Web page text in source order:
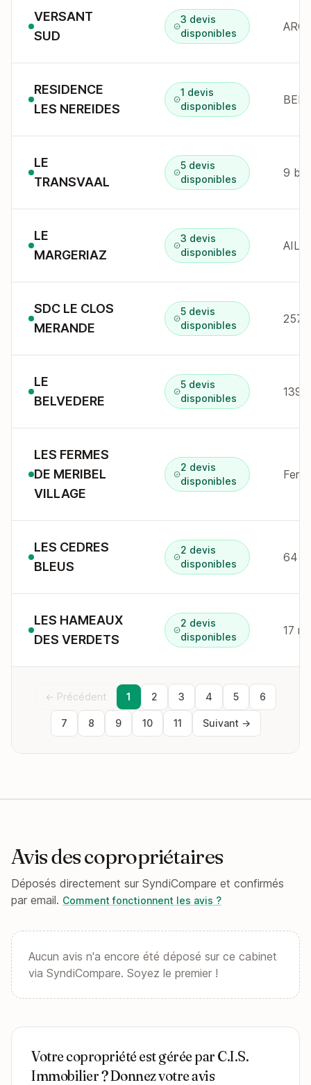
VERSANT
SUD
3 devis
disponibles
ARC
RESIDENCE
LES NEREIDES
1 devis
disponibles
LE
TRANSVAAL
5 devis
disponibles
9 bd
LE
MARGERIAZ
3 devis
disponibles
SDC LE CLOS
MERANDE
5 devis
disponibles
257
LE
BELVEDERE
5 devis
disponibles
LES FERMES
DE MERIBEL
VILLAGE
2 devis
disponibles
LES CEDRES
BLEUS
2 devis
disponibles
64 r
LES HAMEAUX
DES VERDETS
2 devis
disponibles
17
← Précédent 1 2 3 4 5 6
7 8 9 10 11 Suivant →
Avis des copropriétaires
Déposés directement sur SyndiCompare et confirmés
par email. Comment fonctionnent les avis ?
Aucun avis n'a encore été déposé sur ce cabinet
via SyndiCompare. Soyez le premier !
Votre copropriété est gérée par C.I.S.
Immobilier ? Donnez votre avis